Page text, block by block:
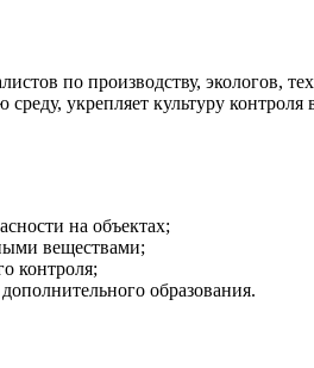
по производству, экологов,
укрепляет культуру
на объектах;
веществами;
контроля;
образования.